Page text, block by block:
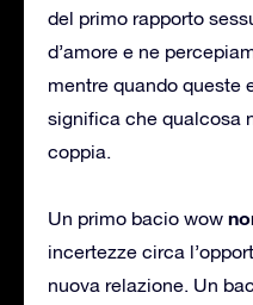
del primo rapporto
d’amore e ne
mentre quando queste
significa che qualcosa
coppia.
Un primo bacio wow
incertezze circa
nuova relazione. Un